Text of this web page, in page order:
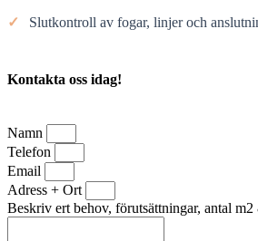
✓ Slutkontroll av fogar, linjer och
Kontakta oss idag!
Namn
Telefon
Email
Adress + Ort
Beskriv ert behov, förutsättningar, antal